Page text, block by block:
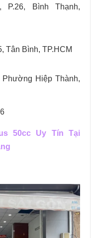
Bình Thạnh,
Tân Bình, TP.HCM
Hiệp Thành,
50cc Uy Tín Tại